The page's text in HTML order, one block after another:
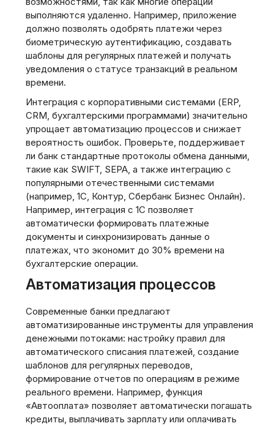
выполняются удаленно. Например, приложение
должно позволять одобрять платежи через
биометрическую аутентификацию, создавать
шаблоны для регулярных платежей и получать
уведомления о статусе транзакций в реальном
времени.
Интеграция с корпоративными системами (ERP,
CRM, бухгалтерскими программами) значительно
упрощает автоматизацию процессов и снижает
вероятность ошибок. Проверьте, поддерживает
ли банк стандартные протоколы обмена данными,
такие как SWIFT, SEPA, а также интеграцию с
популярными отечественными системами
(например, 1С, Контур, Сбербанк Бизнес Онлайн).
Например, интеграция с 1С позволяет
автоматически формировать платежные
документы и синхронизировать данные о
платежах, что экономит до 30% времени на
бухгалтерские операции.
Автоматизация процессов
Современные банки предлагают
автоматизированные инструменты для управления
денежными потоками: настройку правил для
автоматического списания платежей, создание
шаблонов для регулярных переводов,
формирование отчетов по операциям в режиме
реального времени. Например, функция
«Автооплата» позволяет автоматически погашать
кредиты, выплачивать зарплату или оплачивать